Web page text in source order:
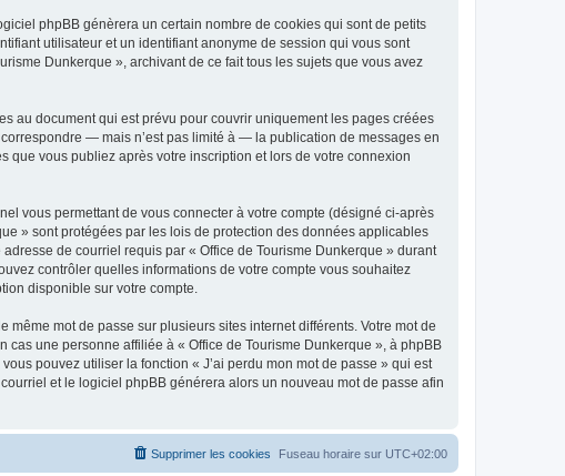
phpBB génèrera un certain nombre de cookies qui sont de petits
utilisateur et un identifiant anonyme de session qui vous sont
Dunkerque », archivant de ce fait tous les sujets que vous avez
au document qui est prévu pour couvrir uniquement les pages créées
— mais n’est pas limité à — la publication de messages en
que vous publiez après votre inscription et lors de votre connexion
vous permettant de vous connecter à votre compte (désigné ci-après
» sont protégées par les lois de protection des données applicables
de courriel requis par « Office de Tourisme Dunkerque » durant
contrôler quelles informations de votre compte vous souhaitez
disponible sur votre compte.
mot de passe sur plusieurs sites internet différents. Votre mot de
cas une personne affiliée à « Office de Tourisme Dunkerque », à phpBB
pouvez utiliser la fonction « J’ai perdu mon mot de passe » qui est
et le logiciel phpBB générera alors un nouveau mot de passe afin
Fuseau horaire sur UTC+02:00
Supprimer les cookies